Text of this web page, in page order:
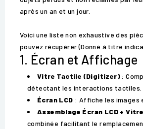
après un an et un jour.
Voici une liste non exhaustive des
pouvez récupérer (Donné à titre
1. Écran et Affichage
Vitre Tactile (Digitizer):
détectant les interactions tactiles.
Écran LCD : Affiche les images
Assemblage Écran LCD +
combinée facilitant le